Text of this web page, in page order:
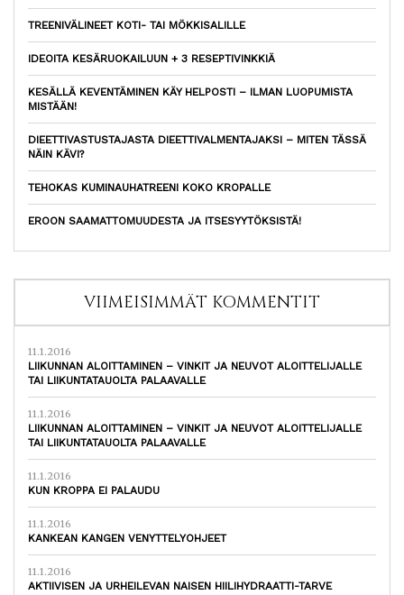
TREENIVÄLINEET KOTI- TAI MÖKKISALILLE
IDEOITA KESÄRUOKAILUUN + 3 RESEPTIVINKKIÄ
KESÄLLÄ KEVENTÄMINEN KÄY HELPOSTI – ILMAN LUOPUMISTA
MISTÄÄN!
DIEETTIVASTUSTAJASTA DIEETTIVALMENTAJAKSI – MITEN TÄSSÄ
NÄIN KÄVI?
TEHOKAS KUMINAUHATREENI KOKO KROPALLE
EROON SAAMATTOMUUDESTA JA ITSESYYTÖKSISTÄ!
VIIMEISIMMÄT KOMMENTIT
11.1.2016
LIIKUNNAN ALOITTAMINEN – VINKIT JA NEUVOT ALOITTELIJALLE
TAI LIIKUNTATAUOLTA PALAAVALLE
11.1.2016
LIIKUNNAN ALOITTAMINEN – VINKIT JA NEUVOT ALOITTELIJALLE
TAI LIIKUNTATAUOLTA PALAAVALLE
11.1.2016
KUN KROPPA EI PALAUDU
11.1.2016
KANKEAN KANGEN VENYTTELYOHJEET
11.1.2016
AKTIIVISEN JA URHEILEVAN NAISEN HIILIHYDRAATTI-TARVE